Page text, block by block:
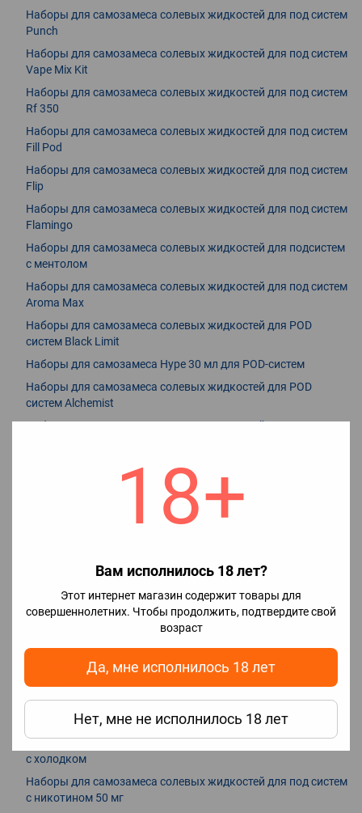
18+
Вам исполнилось 18 лет?
Этот интернет магазин содержит товары для
совершеннолетних. Чтобы продолжить, подтвердите свой
возраст
Да, мне исполнилось 18 лет
Нет, мне не исполнилось 18 лет
Наборы для самозамеса солевых жидкостей для под систем
Punch
Наборы для самозамеса солевых жидкостей для под систем
Vape Mix Kit
Наборы для самозамеса солевых жидкостей для под систем
Rf 350
Наборы для самозамеса солевых жидкостей для под систем
Fill Pod
Наборы для самозамеса солевых жидкостей для под систем
Flip
Наборы для самозамеса солевых жидкостей для под систем
Flamingo
Наборы для самозамеса солевых жидкостей для подсистем
с ментолом
Наборы для самозамеса солевых жидкостей для под систем
Aroma Max
Наборы для самозамеса солевых жидкостей для POD
систем Black Limit
Наборы для самозамеса Hype 30 мл для POD-систем
Наборы для самозамеса солевых жидкостей для POD
систем Alchemist
Наборы для самозамеса солевых жидкостей для под систем
производства Израиля
Наборы для самозамеса солевых жидкостей для под систем
Наборы для самозамеса In Bottle 30 мл для POD систем
Наборы для самозамеса солевых жидкостей для под систем
Наборы для самозамеса солевых жидкостей для под систем
Наборы для самозамеса солевых жидкостей для под систем
производства Украины
Наборы для самозамеса солевых жидкостей для под систем
с холодком
Наборы для самозамеса солевых жидкостей для под систем
с никотином 50 мг